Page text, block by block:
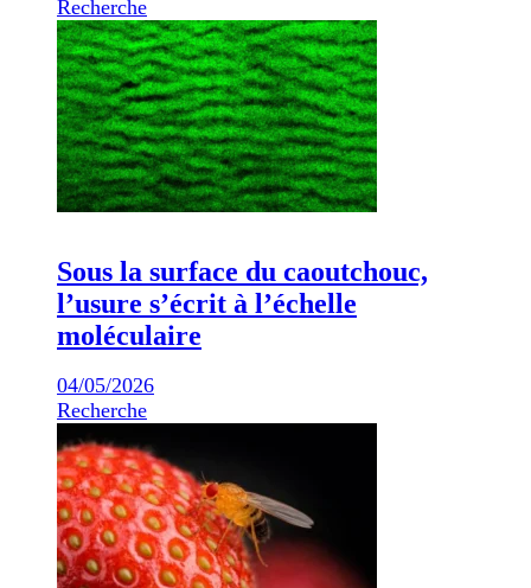
Recherche
Sous la surface du caoutchouc,
l’usure s’écrit à l’échelle
moléculaire
04/05/2026
Recherche